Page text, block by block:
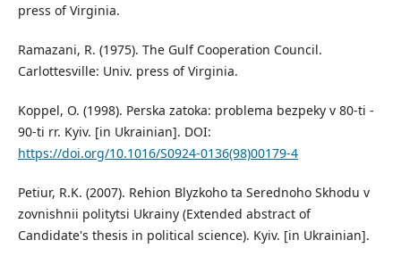
press of Virginia.
Ramazani, R. (1975). The Gulf Cooperation Council.
Carlottesville: Univ. press of Virginia.
Koppel, O. (1998). Perska zatoka: problema bezpeky v 80-ti -
90-ti rr. Kyiv. [in Ukrainian]. DOI:
https://doi.org/10.1016/S0924-0136(98)00179-4
Petiur, R.K. (2007). Rehion Blyzkoho ta Serednoho Skhodu v
zovnishnii politytsi Ukrainy (Extended abstract of
Candidate's thesis in political science). Kyiv. [in Ukrainian].